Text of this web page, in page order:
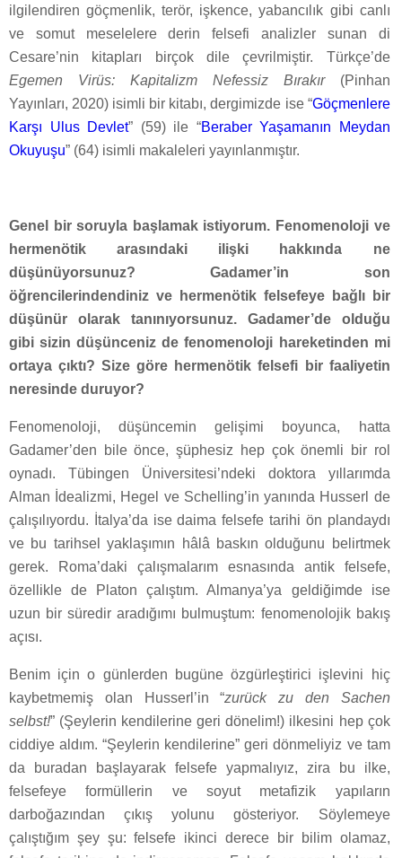
ilgilendiren göçmenlik, terör, işkence, yabancılık gibi canlı
ve somut meselelere derin felsefi analizler sunan di
Cesare’nin kitapları birçok dile çevrilmiştir. Türkçe’de
Egemen Virüs: Kapitalizm Nefessiz Bırakır(Pinhan
Yayınları, 2020) isimli bir kitabı, dergimizde ise “Göçmenlere
Karşı Ulus Devlet” (59) ile “Beraber Yaşamanın Meydan
Okuyuşu” (64) isimli makaleleri yayınlanmıştır.
Genel bir soruyla başlamak istiyorum. Fenomenoloji ve
hermenötik arasındaki ilişki hakkında ne
düşünüyorsunuz? Gadamer’in son
öğrencilerindendiniz ve hermenötik felsefeye bağlı bir
düşünür olarak tanınıyorsunuz. Gadamer’de olduğu
gibi sizin düşünceniz de fenomenoloji hareketinden mi
ortaya çıktı? Size göre hermenötik felsefi bir faaliyetin
neresinde duruyor?
Fenomenoloji, düşüncemin gelişimi boyunca, hatta
Gadamer’den bile önce, şüphesiz hep çok önemli bir rol
oynadı. Tübingen Üniversitesi’ndeki doktora yıllarımda
Alman İdealizmi, Hegel ve Schelling’in yanında Husserl de
çalışılıyordu. İtalya’da ise daima felsefe tarihi ön plandaydı
ve bu tarihsel yaklaşımın hâlâ baskın olduğunu belirtmek
gerek. Roma’daki çalışmalarım esnasında antik felsefe,
özellikle de Platon çalıştım. Almanya’ya geldiğimde ise
uzun bir süredir aradığımı bulmuştum: fenomenolojik bakış
açısı.
Benim için o günlerden bugüne özgürleştirici işlevini hiç
kaybetmemiş olan Husserl’in “zurück zu den Sachen
selbst!” (Şeylerin kendilerine geri dönelim!) ilkesini hep çok
ciddiye aldım. “Şeylerin kendilerine” geri dönmeliyiz ve tam
da buradan başlayarak felsefe yapmalıyız, zira bu ilke,
felsefeye formüllerin ve soyut metafizik yapıların
darboğazından çıkış yolunu gösteriyor. Söylemeye
çalıştığım şey şu: felsefe ikinci derece bir bilim olamaz,